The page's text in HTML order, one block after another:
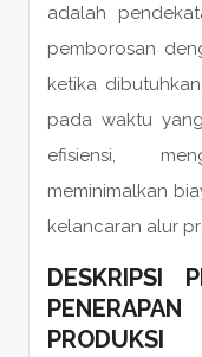
adalah
pemborosan
ketika
pada waktu
efisiensi,
meminimalkan
kelancaran alur
DESKRIPSI
PRODUKSI